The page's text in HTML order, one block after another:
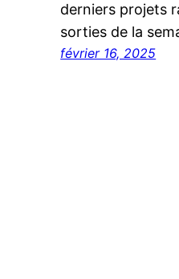
derniers projets
sorties de la
février 16, 2025